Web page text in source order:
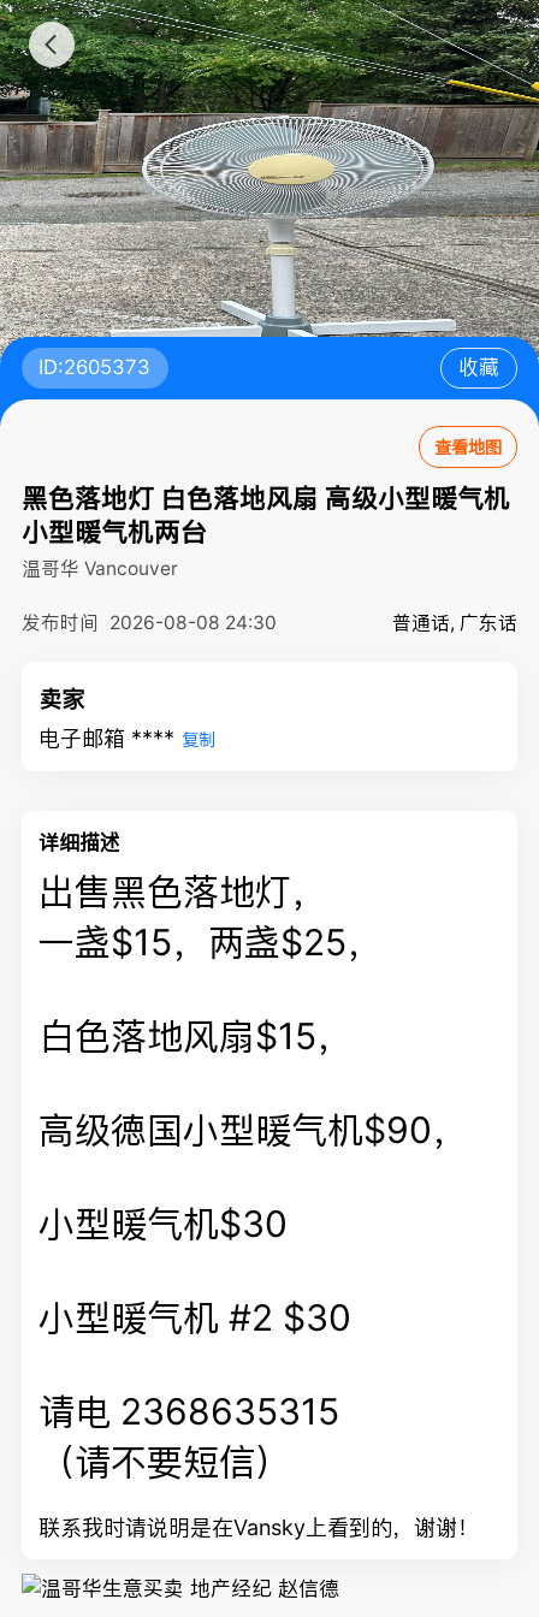
ID:2605373 收藏
查看地图
黑色落地灯 白色落地风扇 高级小型暖气机
小型暖气机两台
温哥华 Vancouver
发布时间 2026-08-08 24:30 普通话, 广东话
卖家
电子邮箱 **** 复制
详细描述
出售黑色落地灯，
一盏$15，两盏$25，
白色落地风扇$15，
高级徳国小型暖气机$90，
小型暖气机$30
小型暖气机 #2 $30
请电 2368635315
（请不要短信）
联系我时请说明是在Vansky上看到的，谢谢！